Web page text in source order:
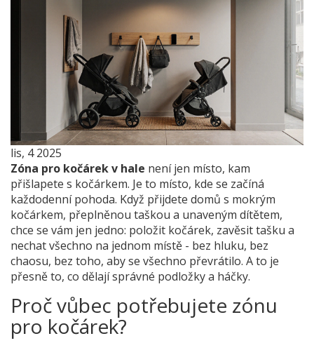
lis, 4 2025
Zóna pro kočárek v hale není jen místo, kam
přišlapete s kočárkem. Je to místo, kde se začíná
každodenní pohoda. Když přijdete domů s mokrým
kočárkem, přeplněnou taškou a unaveným dítětem,
chce se vám jen jedno: položit kočárek, zavěsit tašku a
nechat všechno na jednom místě - bez hluku, bez
chaosu, bez toho, aby se všechno převrátilo. A to je
přesně to, co dělají správné podložky a háčky.
Proč vůbec potřebujete zónu
pro kočárek?